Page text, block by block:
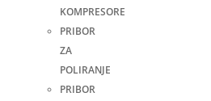
KOMPRESORE
PRIBOR
ZA
POLIRANJE
PRIBOR